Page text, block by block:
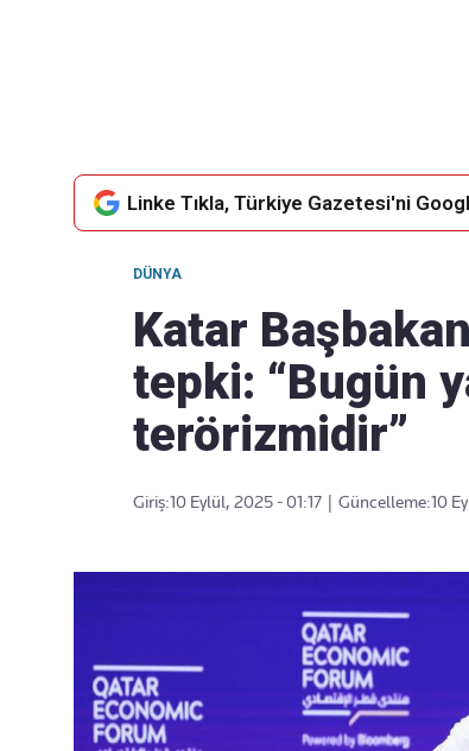
Linke Tıkla, Türkiye Gazetesi'ni
DÜNYA
Katar
tepki: “Bugün
terörizmidir”
Giriş:10 Eylül, 2025 - 01:17 Güncelleme:10